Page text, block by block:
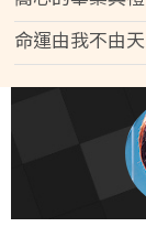
命運由我不由天